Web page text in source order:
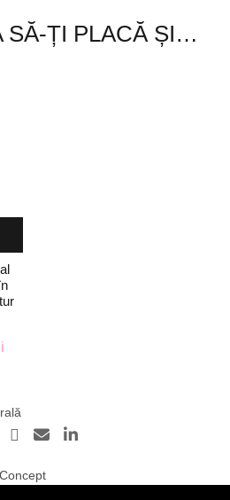
SĂ-ȚI PLACĂ ȘI…
170,00 lei
până
190,00 lei